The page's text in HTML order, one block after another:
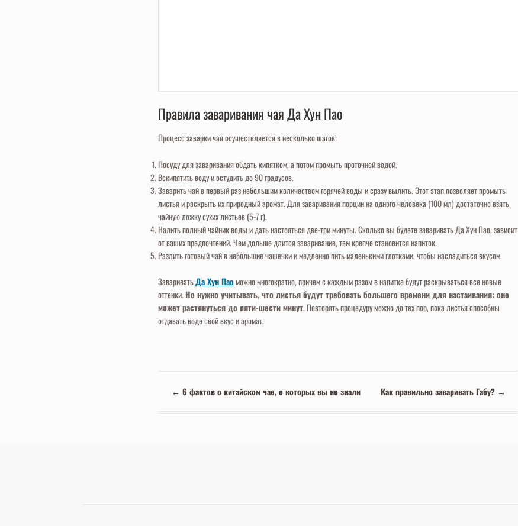
Правила заваривания чая Да Хун Пао
Процесс заварки чая осуществляется в несколько шагов:
Посуду для заваривания обдать кипятком, а потом промыть проточной водой.
Вскипятить воду и остудить до 90 градусов.
Заварить чай в первый раз небольшим количеством горячей воды и сразу вылить. Этот этап позволяет промыть
листья и раскрыть их природный аромат. Для заваривания порции на одного человека (100 мл) достаточно взять
чайную ложку сухих листьев (5-7 г).
Налить полный чайник воды и дать настояться две-три минуты. Сколько вы будете заваривать Да Хун Пао, зависит
от ваших предпочтений. Чем дольше длится заваривание, тем крепче становится напиток.
Разлить готовый чай в небольшие чашечки и медленно пить маленькими глотками, чтобы насладиться вкусом.
ЗавариватьДа Хун Паоможно многократно, причем с каждым разом в напитке будут раскрываться все новые
оттенки.Но нужно учитывать, что листья будут требовать большего времени для настаивания: оно
может растянуться до пяти-шести минут. Повторять процедуру можно до тех пор, пока листья способны
отдавать воде свой вкус и аромат.
← 6 фактов о китайском чае, о которых вы не знали Как правильно заваривать Габу? →